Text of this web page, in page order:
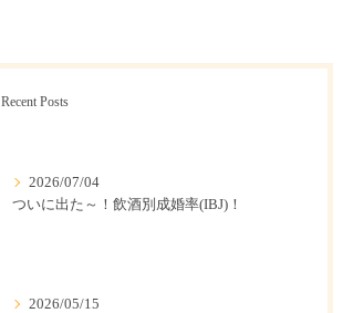
Recent Posts
2026/07/04
ついに出た～！飲酒別成婚率(IBJ)！
2026/05/15